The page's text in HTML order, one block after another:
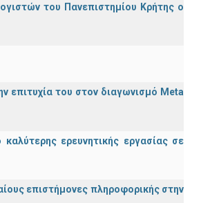
του Πανεπιστημίου Κρήτης ο
επιτυχία του στον διαγωνισμό Meta
ερευνητικής εργασίας σε
επιστήμονες πληροφορικής στην